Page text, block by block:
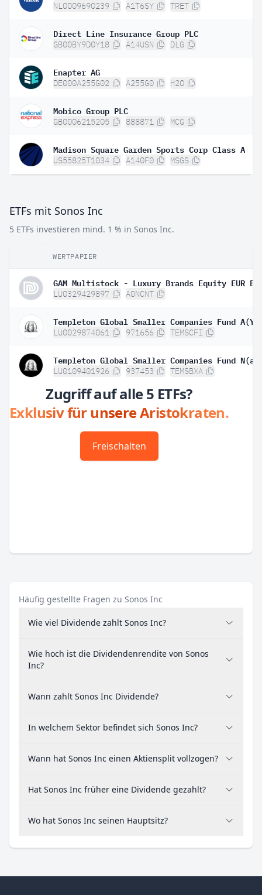
NL0009690239 A1T6SY TRET
Direct Line Insurance Group PLC
GB00BY9D0Y18 A14USN DLG
Enapter AG
DE000A255G02 A255G0 H2O
Mobico Group PLC
GB0006215205 888871 MCG
Madison Square Garden Sports Corp Class A
US55825T1034 A140F0 MSGS
ETFs mit Sonos Inc
5 ETFs investieren mind. 1 % in Sonos Inc.
WERTPAPIER
GAM Multistock - Luxury Brands Equity EUR B
LU0329429897 A0NCNT
LU0029874061 971656 TEMSCFI
LU0109401926 937453 TEMSBXA
Zugriff auf alle 5 ETFs?
Exklusiv für unsere Aristokraten.
Freischalten
Häufig gestellte Fragen zu Sonos Inc
Wie viel Dividende zahlt Sonos Inc?
Wie hoch ist die Dividendenrendite von Sonos
Inc?
Wann zahlt Sonos Inc Dividende?
In welchem Sektor befindet sich Sonos Inc?
Wann hat Sonos Inc einen Aktiensplit vollzogen?
Hat Sonos Inc früher eine Dividende gezahlt?
Wo hat Sonos Inc seinen Hauptsitz?